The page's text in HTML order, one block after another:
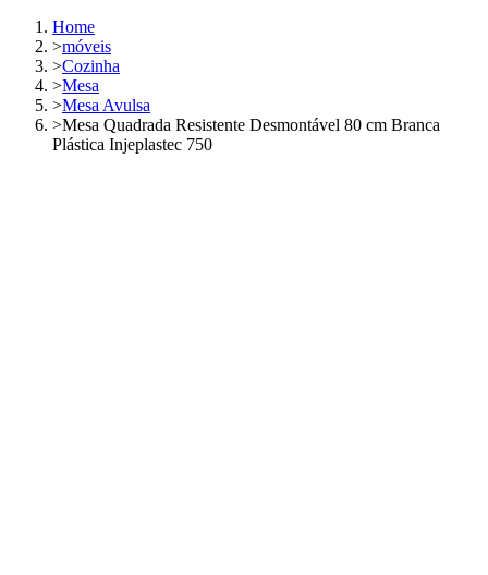
Home
>móveis
>Cozinha
>Mesa
>Mesa Avulsa
>Mesa Quadrada Resistente Desmontável 80 cm Branca
Plástica Injeplastec 750